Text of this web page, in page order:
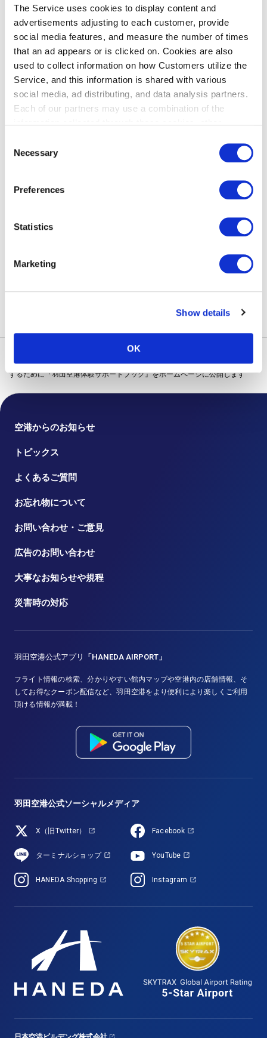
The Service uses cookies to display content and
advertisements adjusting to each customer, provide
social media features, and measure the number of times
that an ad appears or is clicked on. Cookies are also
used to collect information on how Customers utilize the
Service, and this information is shared with various
social media, ad distributing, and data analysis partners.
Each of our partners may use a combination of the
well as other information collected by our partners when
Please see
Selection
Necessary
Preferences
Statistics
Marketing
Show details
OK
「空港利用の予行演習（体験会）」の実施を計画し、実際の空港
環境の中で手続きの流れをご体験いただき、利用者の声を反映し
ながら、より実用性の高いサポートツールへと発展させて参りま
す。
羽田空港では、今後もユニバーサルデザインの取り組みを通じ、
すべての方にとって利用しやすい空港づくりを推進してまいりま
す。
・中央大学研究開発機構 機構教授 秋山哲男・機構准教授丹羽菜生
・大阪大学連合小児発達学研究科 特任助教 村田絵美
企画部
トピックス一覧に戻る
するために『羽田空港体験サポートブック』をホームページに公開します
空港からのお知らせ
トピックス
よくあるご質問
お忘れ物について
お問い合わせ・ご意見
広告のお問い合わせ
大事なお知らせや規程
災害時の対応
羽田空港公式アプリ 「HANEDA AIRPORT」
フライト情報の検索、分かりやすい館内マップや空港内の店舗情報、そ
してお得なクーポン配信など、羽田空港をより便利により楽しくご利用
頂ける情報が満載！
羽田空港公式ソーシャルメディア
X（旧Twitter） Facebook
ターミナルショップ YouTube
HANEDA Shopping Instagram